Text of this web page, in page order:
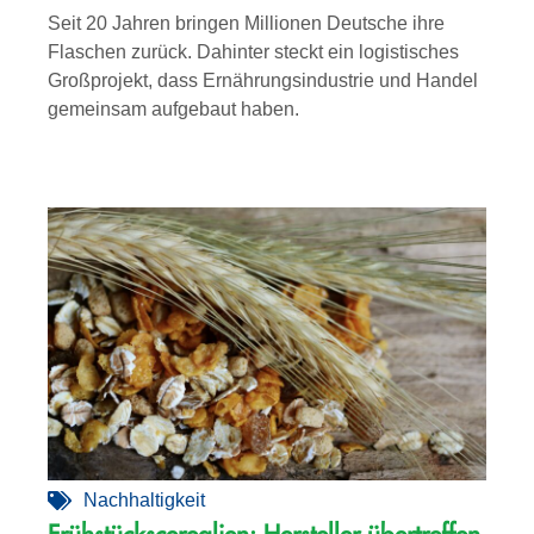
Seit 20 Jahren bringen Millionen Deutsche ihre
Flaschen zurück. Dahinter steckt ein logistisches
Großprojekt, dass Ernährungsindustrie und Handel
gemeinsam aufgebaut haben.
Nachhaltigkeit